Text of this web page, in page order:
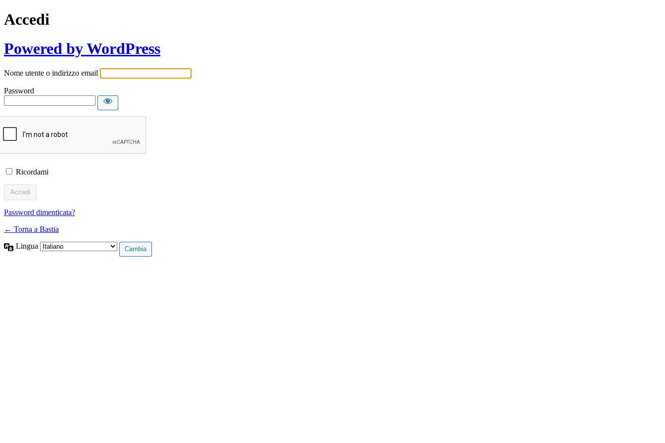
Accedi
Powered by WordPress
Nome utente o indirizzo email
Password
Ricordami
Password dimenticata?
← Torna a Bastia
Lingua